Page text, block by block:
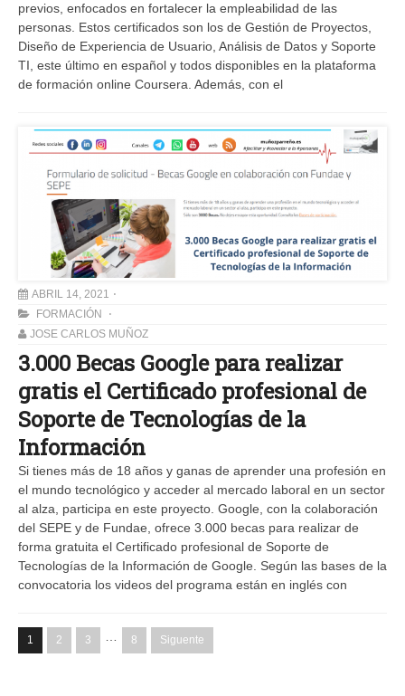
previos, enfocados en fortalecer la empleabilidad de las
personas. Estos certificados son los de Gestión de Proyectos,
Diseño de Experiencia de Usuario, Análisis de Datos y Soporte
TI, este último en español y todos disponibles en la plataforma
de formación online Coursera. Además, con el
ABRIL 14, 2021
FORMACIÓN
JOSE CARLOS MUÑOZ
3.000 Becas Google para realizar
gratis el Certificado profesional de
Soporte de Tecnologías de la
Información
Si tienes más de 18 años y ganas de aprender una profesión en
el mundo tecnológico y acceder al mercado laboral en un sector
al alza, participa en este proyecto. Google, con la colaboración
del SEPE y de Fundae, ofrece 3.000 becas para realizar de
forma gratuita el Certificado profesional de Soporte de
Tecnologías de la Información de Google. Según las bases de la
convocatoria los videos del programa están en inglés con
1 2 3 … 8 Siguente